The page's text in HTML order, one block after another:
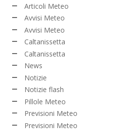
Articoli Meteo
Avvisi Meteo
Avvisi Meteo
Caltanissetta
Caltanissetta
News
Notizie
Notizie flash
Pillole Meteo
Previsioni Meteo
Previsioni Meteo